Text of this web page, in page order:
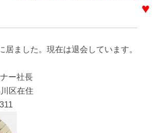
♥
居ました。現在は退会しています。
ー社長
区在住